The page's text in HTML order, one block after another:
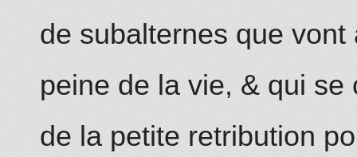
de subalternes que vont
peine de la vie, & qui se
de la petite retribution